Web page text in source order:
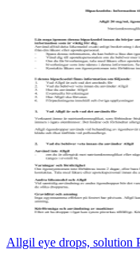
Allgil eye drops, solution